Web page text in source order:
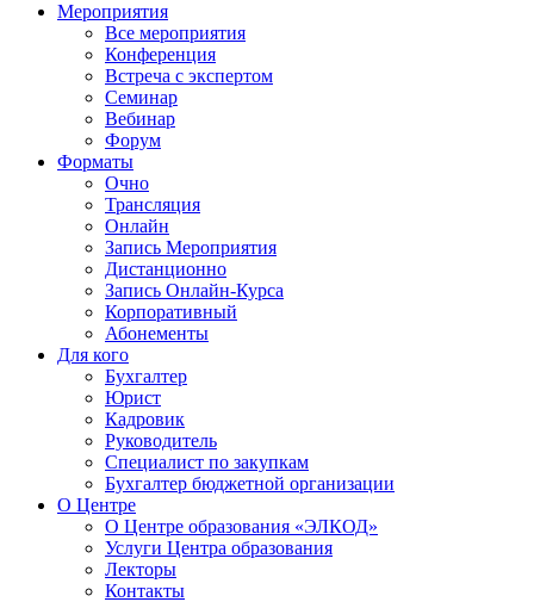
Мероприятия
Все мероприятия
Конференция
Встреча с экспертом
Семинар
Вебинар
Форум
Форматы
Очно
Трансляция
Онлайн
Запись Мероприятия
Дистанционно
Запись Онлайн-Курса
Корпоративный
Абонементы
Для кого
Бухгалтер
Юрист
Кадровик
Руководитель
Специалист по закупкам
Бухгалтер бюджетной организации
О Центре
О Центре образования «ЭЛКОД»
Услуги Центра образования
Лекторы
Контакты